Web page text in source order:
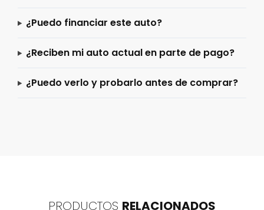
¿Puedo financiar este auto?
¿Reciben mi auto actual en parte de pago?
¿Puedo verlo y probarlo antes de comprar?
PRODUCTOS RELACIONADOS